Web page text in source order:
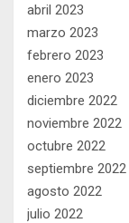
abril 2023
marzo 2023
febrero 2023
enero 2023
diciembre 2022
noviembre 2022
octubre 2022
septiembre 2022
agosto 2022
julio 2022